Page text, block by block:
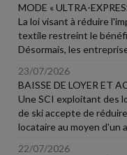
MODE « ULTRA-
La loi visant à réduire
textile restreint le
Désormais, les
23/07/2026
BAISSE DE LOYER ET
Une SCI exploitant des
de ski accepte de
locataire au moyen d'un
22/07/2026